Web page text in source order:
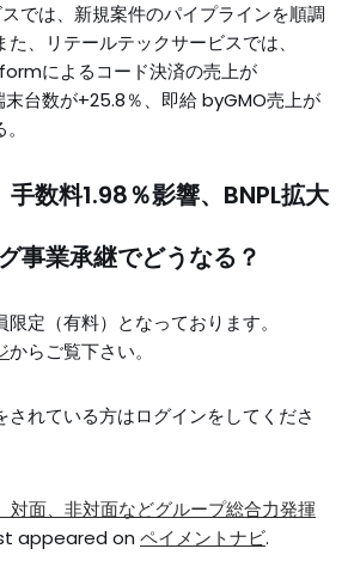
では、新規案件のパイプラインを順調
、リテールテックサービスでは、
によるコード決済の売上が
台数が+25.8％、即給 byGMO売上が
数料1.98％影響、BNPL拡大
事業承継でどうなる？
定（有料）となっております。
からご覧下さい。
されている方はログインをしてくださ
対面、非対面などグループ総合力発揮
appeared on ペイメントナビ.